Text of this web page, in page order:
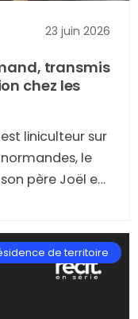
23 juin 2026
transmis
chez les
liniculteur sur
le
père Joël en
savoir-faire
de territoire